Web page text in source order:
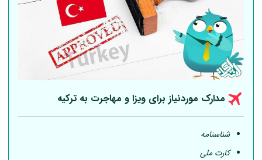
مدارک موردنیاز برای ویزا و مهاجرت به ترکیه
شناسنامه
کارت ملی